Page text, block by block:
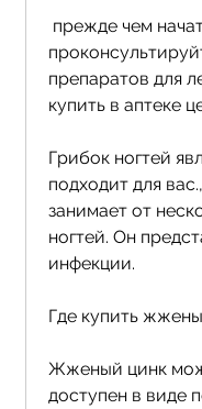
препаратов для
купить в аптеке
Грибок ногтей
подходит для
занимает от
ногтей. Он
инфекции.
Где купить
Жженый цинк
доступен в виде